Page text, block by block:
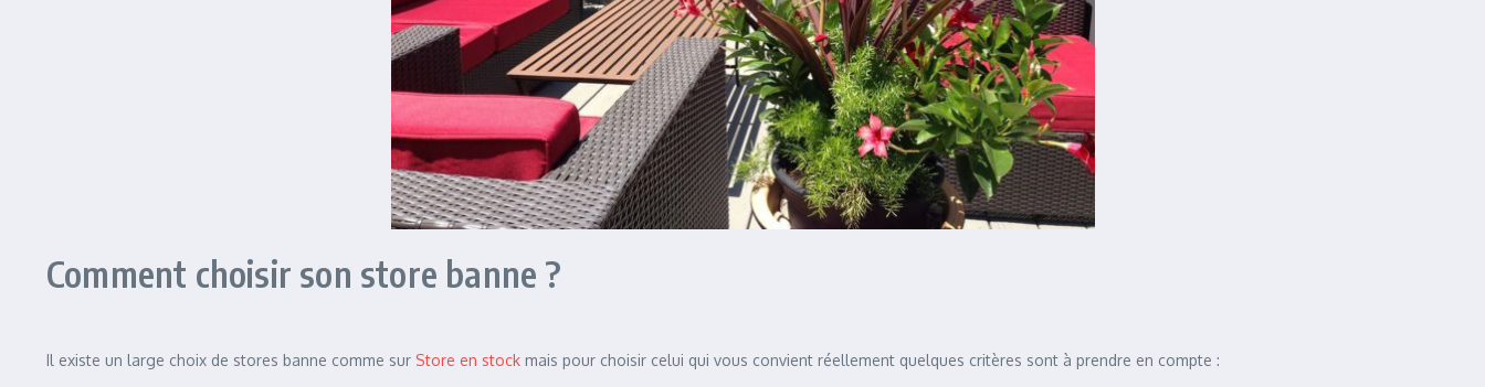
Comment choisir son store banne ?
Il existe un large choix de stores banne comme sur Store en stock mais pour choisir celui qui vous convient réellement quelques critères sont à prendre en compte :